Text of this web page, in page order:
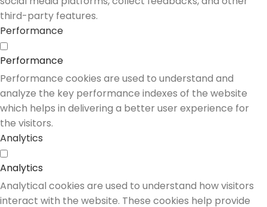
third-party features.
Performance
Performance
Performance cookies are used to understand and
analyze the key performance indexes of the website
which helps in delivering a better user experience for
the visitors.
Analytics
Analytics
Analytical cookies are used to understand how visitors
interact with the website. These cookies help provide